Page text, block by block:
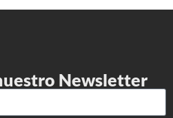
Newsletter